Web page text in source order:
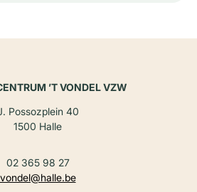
’T VONDEL VZW
Possozplein 40
1500 Halle
02 365 98 27
vondel@halle.be